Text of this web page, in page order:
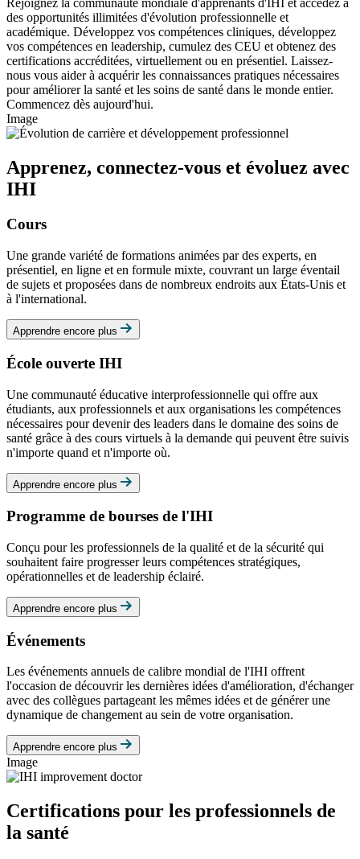
des opportunités illimitées d'évolution professionnelle et
académique. Développez vos compétences cliniques, développez
vos compétences en leadership, cumulez des CEU et obtenez des
certifications accréditées, virtuellement ou en présentiel. Laissez-
nous vous aider à acquérir les connaissances pratiques nécessaires
pour améliorer la santé et les soins de santé dans le monde entier.
Commencez dès aujourd'hui.
Image
Apprenez, connectez-vous et évoluez avec
IHI
Cours
Une grande variété de formations animées par des experts, en
présentiel, en ligne et en formule mixte, couvrant un large éventail
de sujets et proposées dans de nombreux endroits aux États-Unis et
à l'international.
Apprendre encore plus
École ouverte IHI
Une communauté éducative interprofessionnelle qui offre aux
étudiants, aux professionnels et aux organisations les compétences
nécessaires pour devenir des leaders dans le domaine des soins de
santé grâce à des cours virtuels à la demande qui peuvent être suivis
n'importe quand et n'importe où.
Apprendre encore plus
Programme de bourses de l'IHI
Conçu pour les professionnels de la qualité et de la sécurité qui
souhaitent faire progresser leurs compétences stratégiques,
opérationnelles et de leadership éclairé.
Apprendre encore plus
Événements
Les événements annuels de calibre mondial de l'IHI offrent
l'occasion de découvrir les dernières idées d'amélioration, d'échanger
avec des collègues partageant les mêmes idées et de générer une
dynamique de changement au sein de votre organisation.
Apprendre encore plus
Image
Certifications pour les professionnels de
la santé